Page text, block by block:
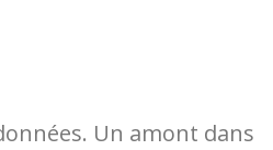
Un amont dans